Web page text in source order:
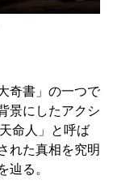
奇書」の一つで
景にしたアクシ
命人」と呼ば
れた真相を究明
辿る。